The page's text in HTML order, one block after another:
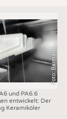
Foto: Barmag
und PA6.6
entwickelt: Der
Keramiköler